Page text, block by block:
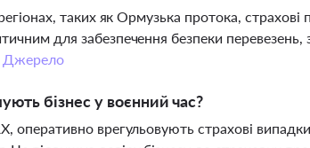
таких як Ормузька протока,
для забезпечення безпеки перевезень,
Джерело
бізнес у воєнний час?
оперативно врегульовують страхові